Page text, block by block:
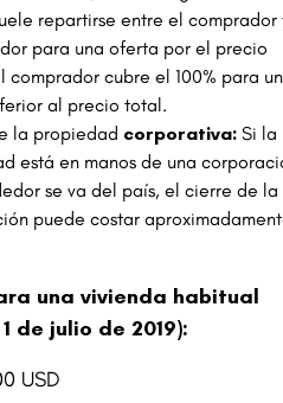
repartirse entre el comprador
para una oferta por el precio
comprador cubre el 100% para
al precio total.
la propiedad corporativa: Si la
está en manos de una
se va del país, el cierre de la
puede costar
una vivienda habitual
de julio de 2019):
USD